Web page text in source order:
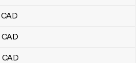
CAD
CAD
CAD